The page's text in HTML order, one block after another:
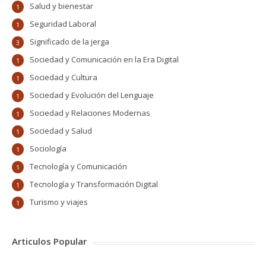
Salud y bienestar
1
Seguridad Laboral
1
Significado de la jerga
3
Sociedad y Comunicación en la Era Digital
1
Sociedad y Cultura
1
Sociedad y Evolución del Lenguaje
1
Sociedad y Relaciones Modernas
1
Sociedad y Salud
1
Sociología
1
Tecnología y Comunicación
1
Tecnología y Transformación Digital
1
Turismo y viajes
1
Articulos Popular